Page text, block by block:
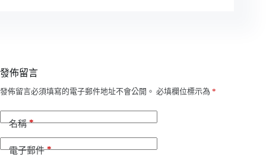
發佈留言
發佈留言必須填寫的電子郵件地址不會公開。 必填欄位標示為 *
名稱*
電子郵件*
A
t
e